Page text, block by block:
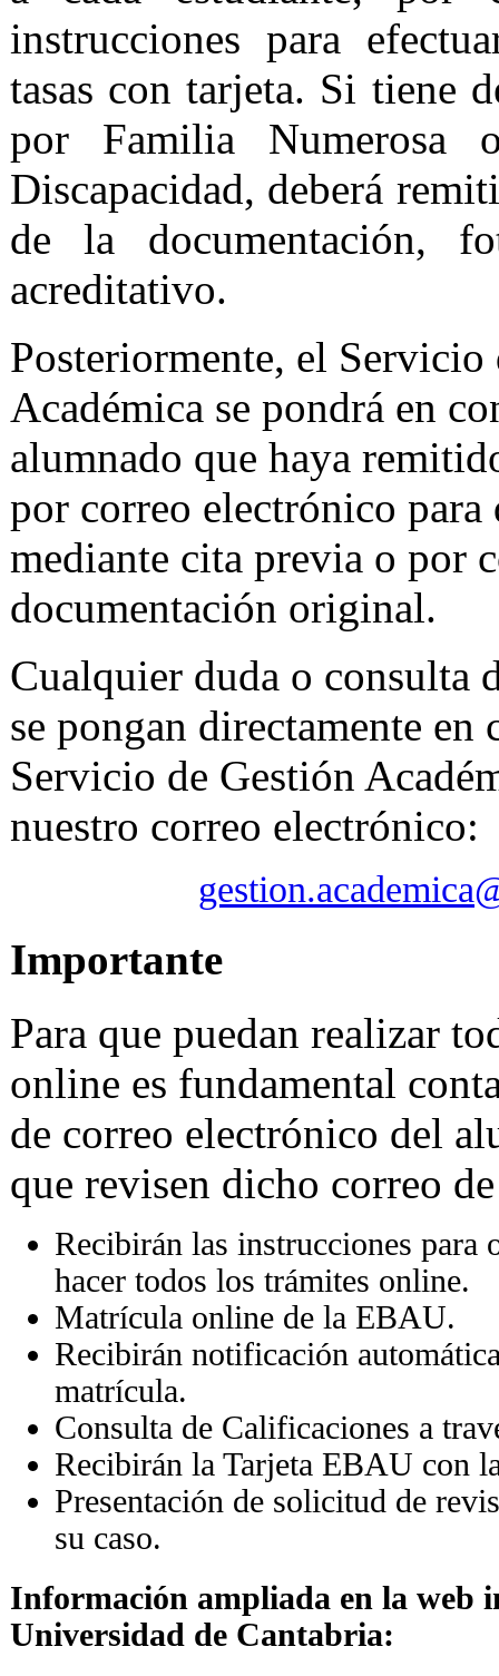
instrucciones para
tasas con tarjeta. Si tiene
por Familia Numerosa
Discapacidad, deberá
de la documentación,
acreditativo.
Posteriormente, el Servicio
Académica se pondrá en
alumnado que haya
por correo electrónico
mediante cita previa o por
documentación original.
Cualquier duda o consulta
se pongan directamente en
Servicio de Gestión
nuestro correo electrónico:
Importante
Para que puedan realizar
online es fundamental
de correo electrónico del
que revisen dicho correo
Recibirán las instrucciones para
hacer todos los trámites online.
Matrícula online de la EBAU.
Recibirán notificación
matrícula.
Consulta de Calificaciones a
Recibirán la Tarjeta EBAU con
Presentación de solicitud de
su caso.
Información ampliada en la web
Universidad de Cantabria: